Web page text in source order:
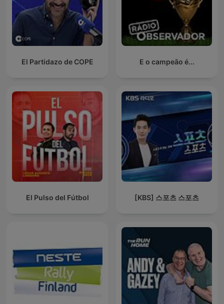
El Partidazo de COPE E o campeão é...
El Pulso del Fútbol [KBS] 스포츠 스포츠